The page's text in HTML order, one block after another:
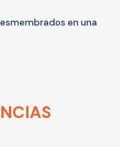
en una